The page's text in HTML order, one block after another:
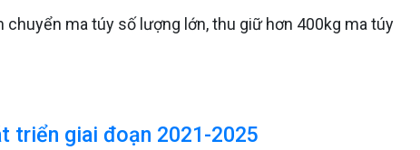
chuyển ma túy số lượng lớn, thu giữ hơn 400kg ma túy
triển giai đoạn 2021-2025